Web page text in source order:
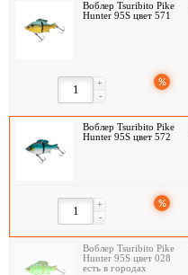
Воблер Tsuribito Pike
Hunter 95S цвет 571
-
+ %
Воблер Tsuribito Pike
Hunter 95S цвет 572
-
+ %
Воблер Tsuribito Pike
Hunter 95S цвет 028
есть в городах